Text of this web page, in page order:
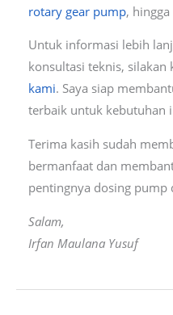
rotary gear pump, hingga
Untuk informasi lebih
konsultasi teknis, silakan
kami. Saya siap
terbaik untuk kebutuhan
Terima kasih sudah
bermanfaat dan
pentingnya dosing pump
Salam,
Irfan Maulana Yusuf